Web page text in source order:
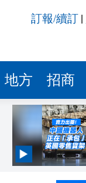
訂報/續訂
地方 招商